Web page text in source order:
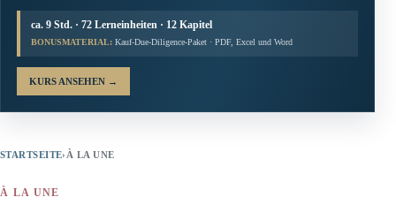
ca. 9 Std. · 72 Lerneinheiten · 12 Kapitel
BONUSMATERIAL: Kauf-Due-Diligence-Paket · PDF, Excel und Word
KURS ANSEHEN →
STARTSEITE› À LA UNE
À LA UNE